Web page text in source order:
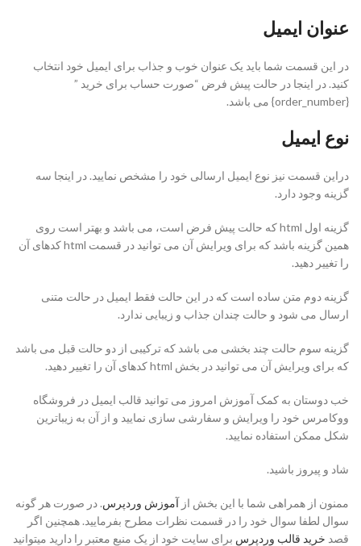
عنوان ایمیل
در این قسمت شما باید یک عنوان خوب و جذاب برای ایمیل خود انتخاب
کنید. در اینجا در حالت پیش فرض “صورت حساب برای خرید ”
{order_number} می باشد.
نوع ایمیل
دراین قسمت نیز نوع ایمیل ارسالی خود را مشخص نمایید. در اینجا سه
گزینه وجود دارد.
گزینه اول html که حالت پیش فرض است، می باشد و بهتر است روی
همین گزینه باشد که برای ویرایش آن می توانید در قسمت html کدهای آن
را تغییر دهید.
گزینه دوم متن ساده است که در این حالت فقط ایمیل در حالت متنی
ارسال می شود و حالت چندان جذاب و زیبایی ندارد.
گزینه سوم حالت چند بخشی می باشد که ترکیبی از دو حالت قبل می باشد
که برای ویرایش آن می توانید در بخش html کدهای آن را تغییر دهید.
خب دوستان به کمک آموزش امروز می توانید قالب ایمیل در فروشگاه
ووکامرس خود را ویرایش و سفارشی سازی نمایید و از آن به زیباترین
شکل ممکن استفاده نمایید.
شاد و پیروز باشید.
ممنون از همراهی شما با این بخش از آموزش وردپرس. در صورت هر گونه
سوال لطفا سوال خود را در قسمت نظرات مطرح بفرمایید. همچنین اگر
قصد خرید قالب وردپرس برای سایت خود از یک منبع معتبر را دارید میتوانید